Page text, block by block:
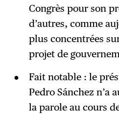
Congrès pour son
d’autres, comme
plus concentrées
projet de
Fait notable : le
Pedro Sánchez n’a
la parole au cours